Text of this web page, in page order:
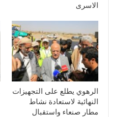
الاسرى
الرهوي يطلع على التجهيزات
النهائية لاستعادة نشاط
مطار صنعاء واستقبال